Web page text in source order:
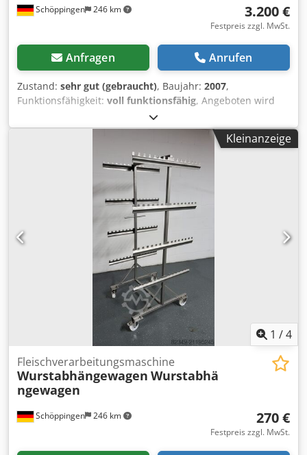
Schöppingen 246 km 3.200 €
Festpreis zzgl. MwSt.
Anfragen Anrufen
Zustand: sehr gut (gebraucht), Baujahr: 2007,
Funktionsfähigkeit: voll funktionsfähig, Angeboten wird
eine Knochensäge Kolbe K330 aus Baujahr 2007, 380v.
V2A. Die Säge ist voll funktionstüchtig sofort einsatzbereit.
Weiteres auf Anfrage. Bar oder Vorkasse! Dedpfx
Ajzbvbxeiaswa Verkauf nur an Gewerbetreibende , Keine
Garantie, keine Gewährleistung.
Kleinanzeige
1 /4
Schöppingen 246 km
Fleischverarbeitungsmaschine
Wurstabhängewagen Wurstabhä
ngewagen
270 €
Festpreis zzgl. MwSt.